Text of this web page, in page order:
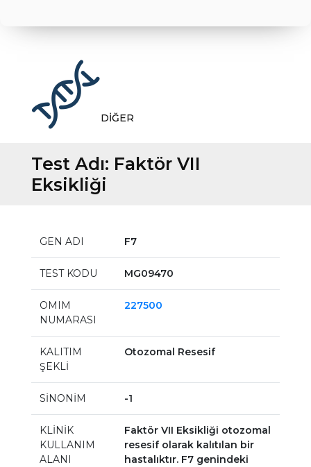
DİĞER
Test Adı: Faktör VII
Eksikliği
GEN ADI F7
TEST KODU MG09470
OMIM
NUMARASI
227500
KALITIM
ŞEKLİ
Otozomal Resesif
SİNONİM -1
KLİNİK
KULLANIM
ALANI
Faktör VII Eksikliği otozomal
resesif olarak kalıtılan bir
hastalıktır. F7 genindeki